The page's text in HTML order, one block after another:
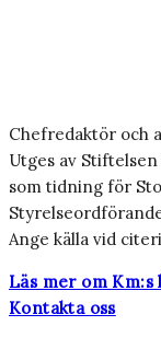
Chefredaktör och
Utges av
som tidning för
Ange källa vid
Läs mer om
Kontakta oss